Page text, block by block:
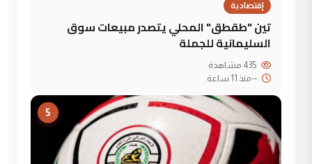
إقتصادية
تين "طقطق" المحلي يتصدر مبيعات سوق
السليمانية للجملة
--منذ 11 ساعة
5